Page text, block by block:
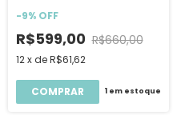
-9% OFF
R$599,00 R$660,00
12 xdeR$61,62
1 em estoque